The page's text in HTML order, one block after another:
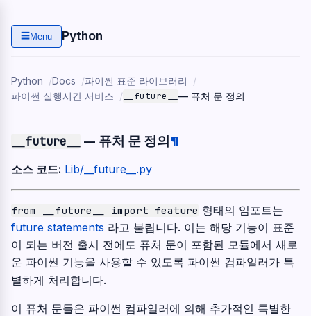
☰Menu Python
Python Docs
파이썬 표준 라이브러리
파이썬 실행시간 서비스
__future__ — 퓨처 문 정의
__future__ — 퓨처 문 정의¶
소스 코드: Lib/__future__.py
from __future__ import feature 형태의 임포트는
future statements 라고 불립니다. 이는 해당 기능이 표준
이 되는 버전 출시 전에도 퓨처 문이 포함된 모듈에서 새로
운 파이썬 기능을 사용할 수 있도록 파이썬 컴파일러가 특
별하게 처리합니다.
이 퓨처 문들은 파이썬 컴파일러에 의해 추가적인 특별한